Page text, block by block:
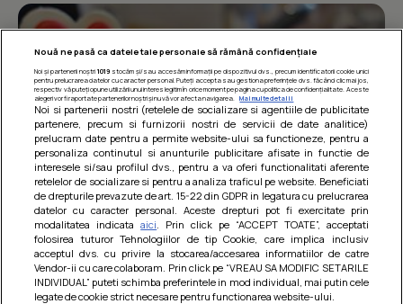
Barcute din vinete cu arpagic rosu
Un deliciu usor de preparat!
Nouă ne pasă ca datele tale personale să rămână confidențiale
Noi și partenerii noștri 1019stocăm și/sau accesăm informații pe dispozitivul dvs., precum identificatorii cookie unici
pentru prelucrarea datelor cu caracter personal. Puteți accepta sau gestiona preferințele dvs. făcând clic mai jos,
respectiv vă puteți opune utilizării unui interes legitim în orice moment pe pagina cu politica de confidențialitate. Aceste
alegeri vor fi raportate partenerilor noștri și nu vă vor afecta navigarea.
Mai multe detalii
Noi si partenerii nostri (retelele de socializare si agentiile de publicitate
partenere, precum si furnizorii nostri de servicii de date analitice)
prelucram date pentru a permite website-ului sa functioneze, pentru a
personaliza continutul si anunturile publicitare afisate in functie de
interesele si/sau profilul dvs., pentru a va oferi functionalitati aferente
retelelor de socializare si pentru a analiza traficul pe website. Beneficiati
de drepturile prevazute de art. 15-22 din GDPR in legatura cu prelucrarea
datelor cu caracter personal. Aceste drepturi pot fi exercitate prin
modalitatea indicataaici . Prin click pe “ACCEPT TOATE”, acceptati
folosirea tuturor Tehnologiilor de tip Cookie, care implica inclusiv
acceptul dvs. cu privire la stocarea/accesarea informatiilor de catre
Vendor-ii cu care colaboram. Prin click pe “VREAU SA MODIFIC SETARILE
INDIVIDUAL” puteti schimba preferintele in mod individual, mai putin cele
legate de cookie strict necesare pentru functionarea website-ului.